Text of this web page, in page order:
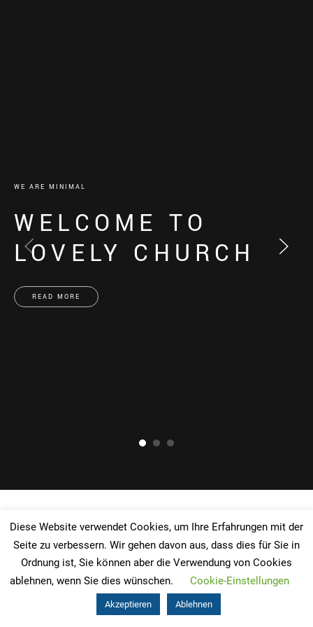
WE ARE MINIMAL
WELCOME TO
LOVELY CHURCH
READ MORE
Diese Website verwendet Cookies, um Ihre Erfahrungen mit der
Seite zu verbessern. Wir gehen davon aus, dass dies für Sie in
Ordnung ist, Sie können aber die Verwendung von Cookies
ablehnen, wenn Sie dies wünschen.
Cookie-Einstellungen
Akzeptieren Ablehnen